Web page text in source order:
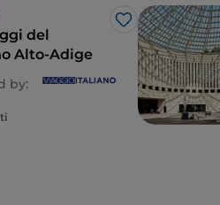
Like
del
Alto-Adige
by: